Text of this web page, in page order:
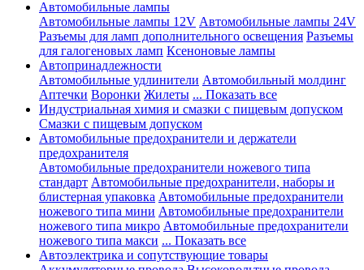
Автомобильные лампы
Автомобильные лампы 12V Автомобильные лампы 24V
Разъемы для ламп дополнительного освещения Разъемы
для галогеновых ламп Ксеноновые лампы
Автопринадлежности
Автомобильные удлинители Автомобильный молдинг
Аптечки Воронки Жилеты ... Показать все
Индустриальная химия и смазки с пищевым допуском
Смазки с пищевым допуском
Автомобильные предохранители и держатели
предохранителя
Автомобильные предохранители ножевого типа
стандарт Автомобильные предохранители, наборы и
блистерная упаковка Автомобильные предохранители
ножевого типа мини Автомобильные предохранители
ножевого типа микро Автомобильные предохранители
ножевого типа макси ... Показать все
Автоэлектрика и сопутствующие товары